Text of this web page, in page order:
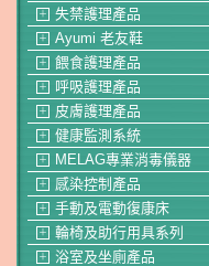
＋ 失禁護理產品
＋ Ayumi 老友鞋
＋ 餵食護理產品
＋ 呼吸護理產品
＋ 皮膚護理產品
＋ 健康監測系統
＋ MELAG專業消毒儀器
＋ 感染控制產品
＋ 手動及電動復康床
＋ 輪椅及助行用具系列
＋ 浴室及坐廁產品